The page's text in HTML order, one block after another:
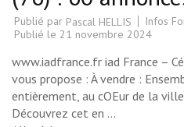
Publié par Pascal HELLIS
Infos
Publié le 21 novembre 2024
www.iadfrance.fr iad France –
vous propose : À vendre :
entièrement, au cOEur de la
Découvrez cet en …